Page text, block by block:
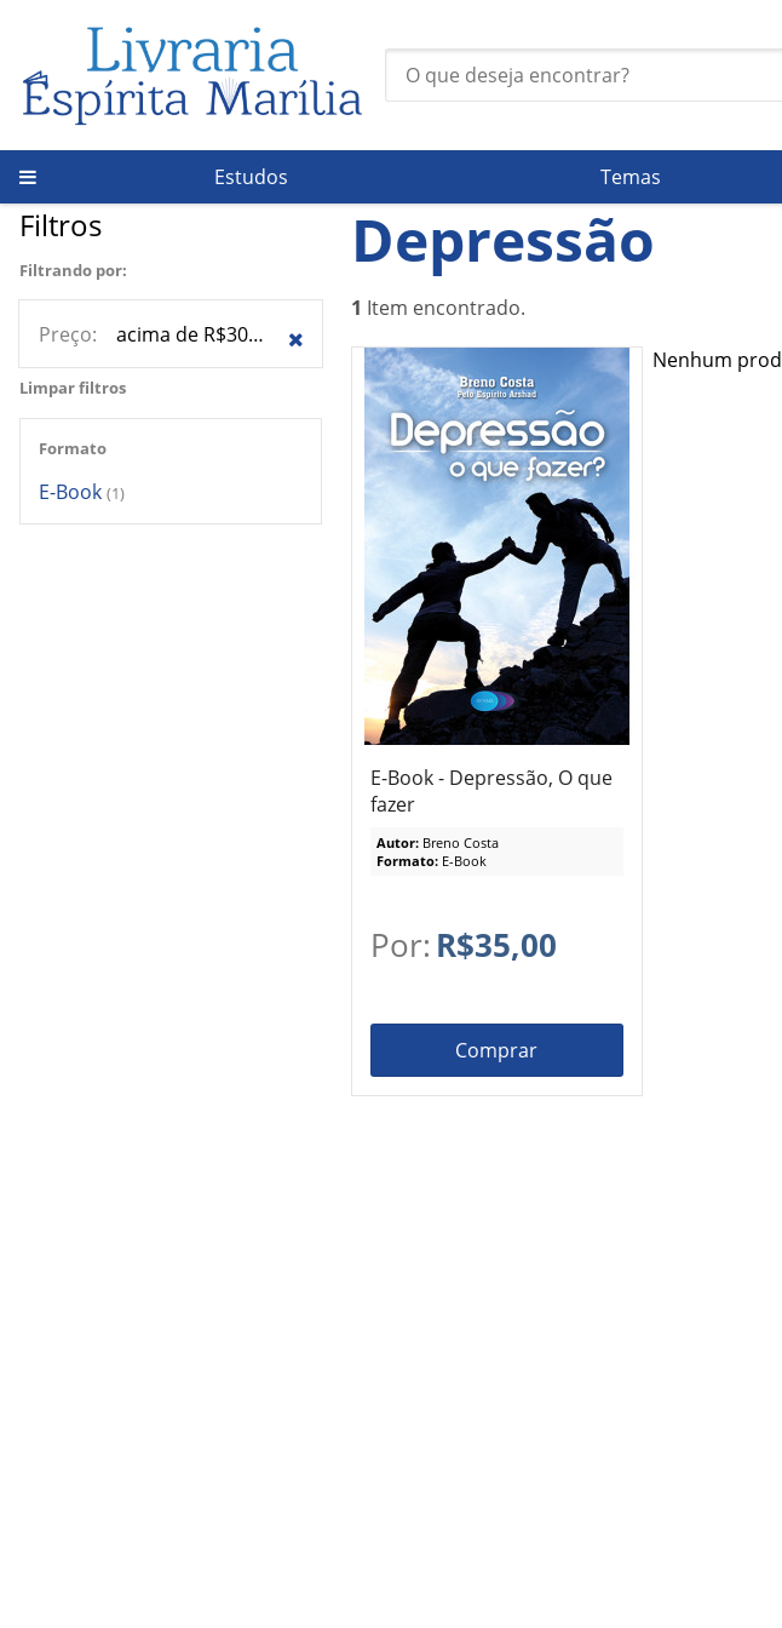
Estudos Temas
Temas / Depressão
Filtros
Filtrando por:
Preço: acima de R$30,00
Limpar filtros
Formato
E-Book (1)
Depressão
1 Item encontrado.
E-Book - Depressão, O que
fazer
Autor: Breno Costa
Formato: E-Book
Por: R$35,00
Comprar
Nenhum